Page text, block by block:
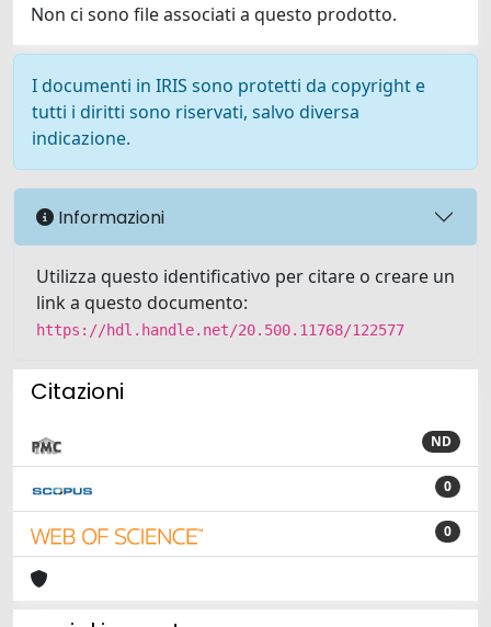
Non ci sono file associati a questo prodotto.
I documenti in IRIS sono protetti da copyright e
tutti i diritti sono riservati, salvo diversa
indicazione.
Informazioni
Utilizza questo identificativo per citare o creare un
link a questo documento:
https://hdl.handle.net/20.500.11768/122577
Citazioni
ND
0
0